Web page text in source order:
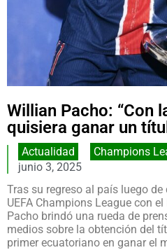
Willian Pacho: “Con
quisiera ganar un
Actualidad Champions
junio 3, 2025
Tras su regreso al país luego
UEFA Champions League con
Pacho brindó una rueda de
medios sobre la obtención del
primer ecuatoriano en ganar el